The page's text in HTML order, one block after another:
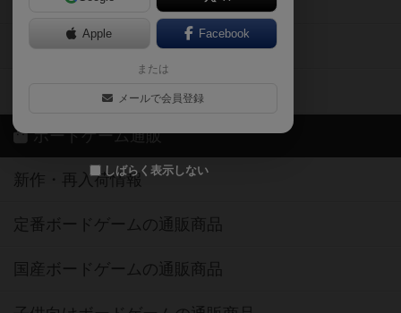
Apple Facebook
または
メールで会員登録
しばらく表示しない
ボードゲーム業界コラム
ボドゲーマご利用案内
ボードゲーム通販
新作・再入荷情報
定番ボードゲームの通販商品
国産ボードゲームの通販商品